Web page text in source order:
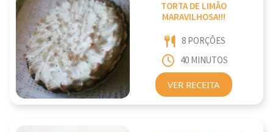
TORTA DE LIMÃO
MARAVILHOSA!!!
8 PORÇÕES
40 MINUTOS
VER RECEITA